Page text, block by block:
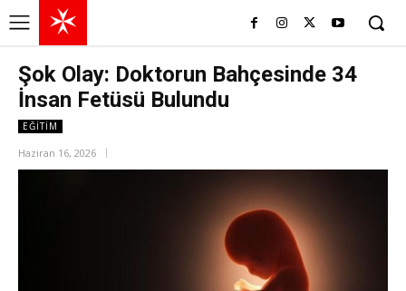
Şok Olay: Doktorun Bahçesinde 34
İnsan Fetüsü Bulundu
EĞITIM
Haziran 16, 2026